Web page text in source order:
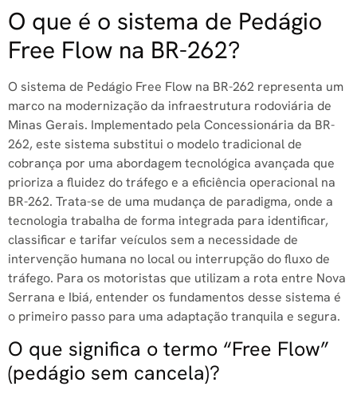
O que é o sistema de Pedágio
Free Flow na BR-262?
O sistema de Pedágio Free Flow na BR-262 representa um
marco na modernização da infraestrutura rodoviária de
Minas Gerais. Implementado pela Concessionária da BR-
262, este sistema substitui o modelo tradicional de
cobrança por uma abordagem tecnológica avançada que
prioriza a fluidez do tráfego e a eficiência operacional na
BR-262. Trata-se de uma mudança de paradigma, onde a
tecnologia trabalha de forma integrada para identificar,
classificar e tarifar veículos sem a necessidade de
intervenção humana no local ou interrupção do fluxo de
tráfego. Para os motoristas que utilizam a rota entre Nova
Serrana e Ibiá, entender os fundamentos desse sistema é
o primeiro passo para uma adaptação tranquila e segura.
O que significa o termo “Free Flow”
(pedágio sem cancela)?